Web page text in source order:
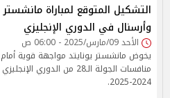
التشكيل المتوقع لمباراة مانشستر
وأرسنال في الدوري الإنجليزي
الأحد 09/مارس/2025 - 06:00 ص
يخوض مانشستر يونايتد مواجهة قوية
منافسات الجولة الـ28 من الدوري
2024-2025.